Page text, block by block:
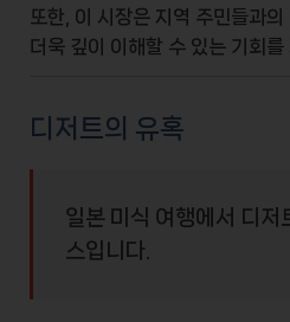
또한, 이 시장은 지역 주민들과
더욱 깊이 이해할 수 있는 기회를
디저트의 유혹
일본 미식 여행에서 디저
스입니다.